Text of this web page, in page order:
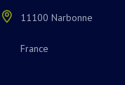
11100 Narbonne
France